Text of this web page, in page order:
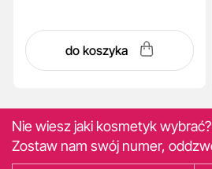
do koszyka
Nie wiesz jaki kosmetyk wybrać?
Zostaw nam swój numer,